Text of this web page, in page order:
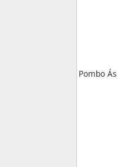
Pombo Ás